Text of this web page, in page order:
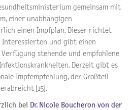
gemeinsam mit
einer unabhängigen
einen Impfplan. Dieser richtet
Interessierten und gibt einen
stehende und empfohlene
Derzeit gibt es
Impfempfehlung, der Großteil
[15].
bei Dr. Nicole Boucheron von der